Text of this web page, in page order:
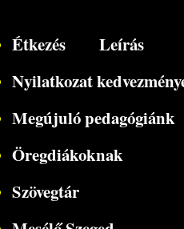
Étkezés
Leírás
Nyilatkozat
Megújuló pedagógiánk
Öregdiákoknak
Szövegtár